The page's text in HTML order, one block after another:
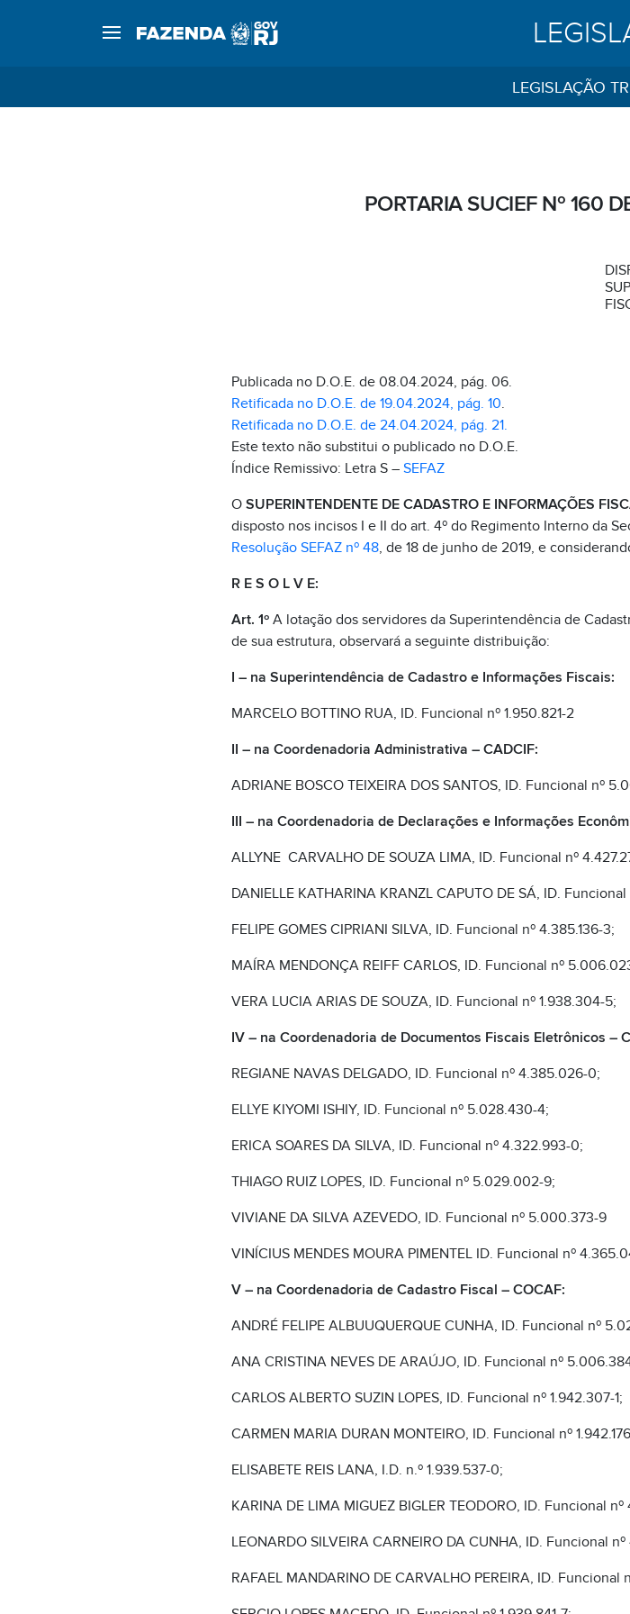
LEGISLAÇÃO
PORTARIA SUCIEF Nº 160
Publicada no D.O.E. de 08.04.2024, pág. 06.
Retificada no D.O.E. de 19.04.2024, pág. 10.
Retificada no D.O.E. de 24.04.2024, pág. 21.
Este texto não substitui o publicado no D.O.E.
Índice Remissivo: Letra S – SEFAZ
O SUPERINTENDENTE DE CADASTRO E INFORMAÇÕES
disposto nos incisos I e II do art. 4º do Regimento Interno da
Resolução SEFAZ nº 48, de 18 de junho de 2019, e
R E S O L V E:
Art. 1ºA lotação dos servidores da Superintendência de
de sua estrutura, observará a seguinte distribuição:
I – na Superintendência de Cadastro e Informações Fiscais:
MARCELO BOTTINO RUA, ID. Funcional nº 1.950.821-2
II – na Coordenadoria Administrativa – CADCIF:
ADRIANE BOSCO TEIXEIRA DOS SANTOS, ID. Funcional nº
III – na Coordenadoria de Declarações e Informações
ALLYNE CARVALHO DE SOUZA LIMA, ID. Funcional nº
DANIELLE KATHARINA KRANZL CAPUTO DE SÁ, ID.
FELIPE GOMES CIPRIANI SILVA, ID. Funcional nº 4.385.136-3;
MAÍRA MENDONÇA REIFF CARLOS, ID. Funcional nº
VERA LUCIA ARIAS DE SOUZA, ID. Funcional nº 1.938.304-5;
IV – na Coordenadoria de Documentos Fiscais Eletrônicos –
REGIANE NAVAS DELGADO, ID. Funcional nº 4.385.026-0;
ELLYE KIYOMI ISHIY, ID. Funcional nº 5.028.430-4;
ERICA SOARES DA SILVA, ID. Funcional nº 4.322.993-0;
THIAGO RUIZ LOPES, ID. Funcional nº 5.029.002-9;
VIVIANE DA SILVA AZEVEDO, ID. Funcional nº 5.000.373-9
VINÍCIUS MENDES MOURA PIMENTEL ID. Funcional nº
V – na Coordenadoria de Cadastro Fiscal – COCAF:
ANDRÉ FELIPE ALBUUQUERQUE CUNHA, ID. Funcional nº
ANA CRISTINA NEVES DE ARAÚJO, ID. Funcional nº
CARLOS ALBERTO SUZIN LOPES, ID. Funcional nº 1.942.307-1;
CARMEN MARIA DURAN MONTEIRO, ID. Funcional nº
ELISABETE REIS LANA, I.D. n.º 1.939.537-0;
KARINA DE LIMA MIGUEZ BIGLER TEODORO, ID. Funcional nº
LEONARDO SILVEIRA CARNEIRO DA CUNHA, ID. Funcional nº
RAFAEL MANDARINO DE CARVALHO PEREIRA, ID. Funcional